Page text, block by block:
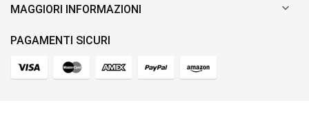
MAGGIORI INFORMAZIONI 
PAGAMENTI SICURI